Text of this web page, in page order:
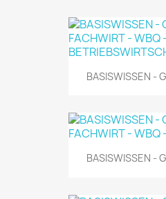
BASISWISSEN -
BASISWISSEN -